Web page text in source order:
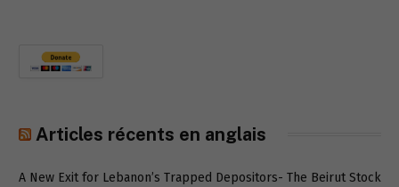
Articles récents en anglais
A New Exit for Lebanon’s Trapped Depositors- The Beirut Stock